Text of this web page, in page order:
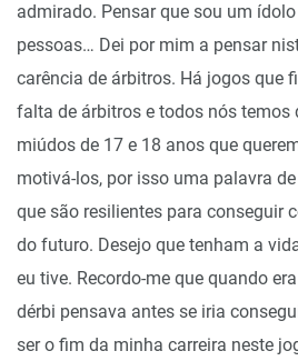
admirado. Pensar que sou um
pessoas… Dei por mim a pensar
carência de árbitros. Há jogos que
falta de árbitros e todos nós temos
miúdos de 17 e 18 anos que
motivá-los, por isso uma palavra
que são resilientes para conseguir
do futuro. Desejo que tenham a
eu tive. Recordo-me que quando
dérbi pensava antes se iria
ser o fim da minha carreira neste